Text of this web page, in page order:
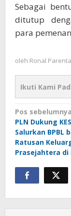
Sebagai
ditutup
para
oleh Ronal Parenta
Ikuti Kami
Navigasi
pos
Pos sebelumnya
PLN Dukung
Salurkan BPBL
Ratusan
Prasejahtera di